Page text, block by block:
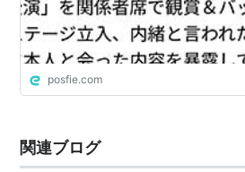
posfie.com
関連ブログ